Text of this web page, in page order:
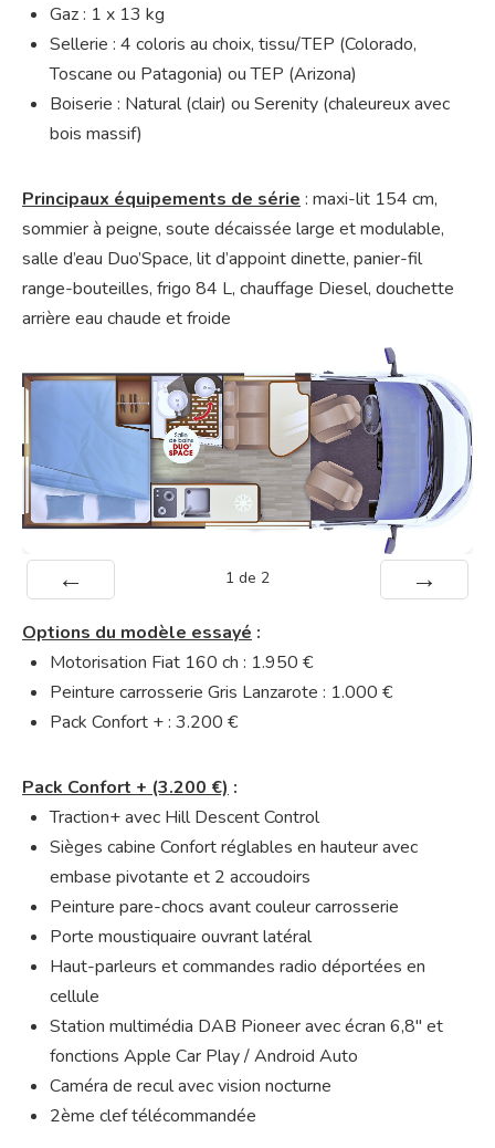
Gaz : 1 x 13 kg
Sellerie : 4 coloris au choix, tissu/TEP (Colorado,
Toscane ou Patagonia) ou TEP (Arizona)
Boiserie : Natural (clair) ou Serenity (chaleureux avec
bois massif)
Principaux équipements de série : maxi-lit 154 cm,
sommier à peigne, soute décaissée large et modulable,
salle d’eau Duo’Space, lit d’appoint dinette, panier-fil
range-bouteilles, frigo 84 L, chauffage Diesel, douchette
arrière eau chaude et froide
1 de 2
Options du modèle essayé :
Motorisation Fiat 160 ch : 1.950 €
Peinture carrosserie Gris Lanzarote : 1.000 €
Pack Confort + : 3.200 €
Pack Confort + (3.200 €) :
Traction+ avec Hill Descent Control
Sièges cabine Confort réglables en hauteur avec
embase pivotante et 2 accoudoirs
Peinture pare-chocs avant couleur carrosserie
Porte moustiquaire ouvrant latéral
Haut-parleurs et commandes radio déportées en
cellule
Station multimédia DAB Pioneer avec écran 6,8″ et
fonctions Apple Car Play / Android Auto
Caméra de recul avec vision nocturne
2ème clef télécommandée